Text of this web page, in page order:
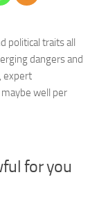
political traits all
dangers and
expert
well per
for you